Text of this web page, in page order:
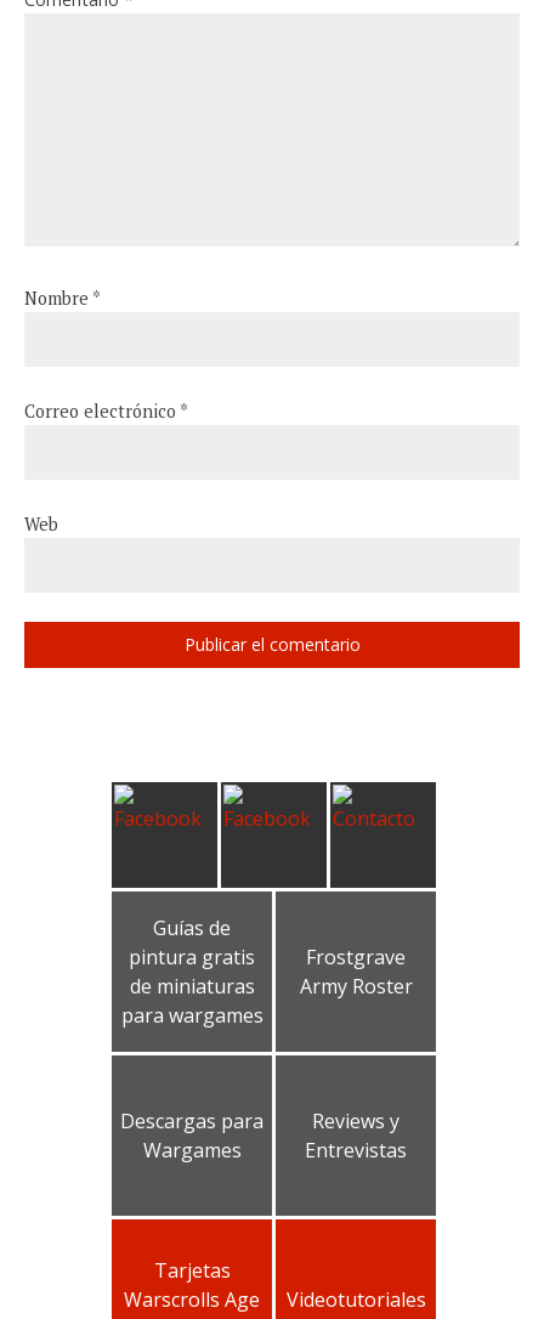
Nombre *
Correo electrónico *
Web
Guías de
pintura gratis
de miniaturas
para wargames
Frostgrave
Army Roster
Descargas para
Wargames
Reviews y
Entrevistas
Tarjetas
Warscrolls Age
Videotutoriales